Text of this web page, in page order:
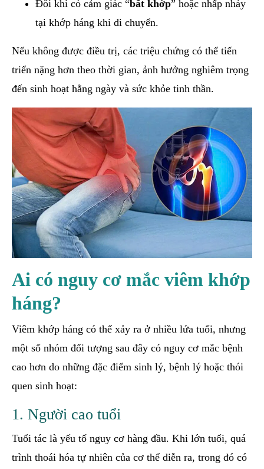
Đôi khi có cảm giác “bắt khớp” hoặc nhấp nháy
tại khớp háng khi di chuyển.
Nếu không được điều trị, các triệu chứng có thể tiến
triển nặng hơn theo thời gian, ảnh hưởng nghiêm trọng
đến sinh hoạt hằng ngày và sức khỏe tinh thần.
Ai có nguy cơ mắc viêm khớp
háng?
Viêm khớp háng có thể xảy ra ở nhiều lứa tuổi, nhưng
một số nhóm đối tượng sau đây có nguy cơ mắc bệnh
cao hơn do những đặc điểm sinh lý, bệnh lý hoặc thói
quen sinh hoạt:
1. Người cao tuổi
Tuổi tác là yếu tố nguy cơ hàng đầu. Khi lớn tuổi, quá
trình thoái hóa tự nhiên của cơ thể diễn ra, trong đó có